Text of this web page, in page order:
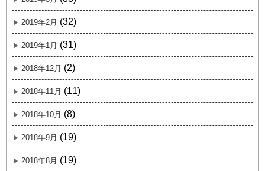
2019年2月 (32)
2019年1月 (31)
2018年12月 (2)
2018年11月 (11)
2018年10月 (8)
2018年9月 (19)
2018年8月 (19)